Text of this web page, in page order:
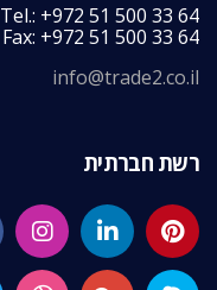
Tel.: +972 51 500 33 64
Fax: +972 51 500 33 64
info@trade2.co.il
רשת חברתית